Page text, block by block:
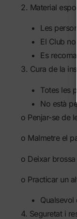
2. Material
Les
El Club
Es
3. Cura de la
Totes les
No està
o Penjar-se de
o Malmetre el
o Deixar
o Practicar un
4. Seguretat i